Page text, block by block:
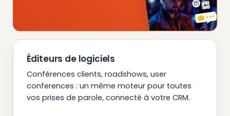
Éditeurs de logiciels
Conférences clients, roadshows, user
conferences : un même moteur pour toutes
vos prises de parole, connecté à votre CRM.